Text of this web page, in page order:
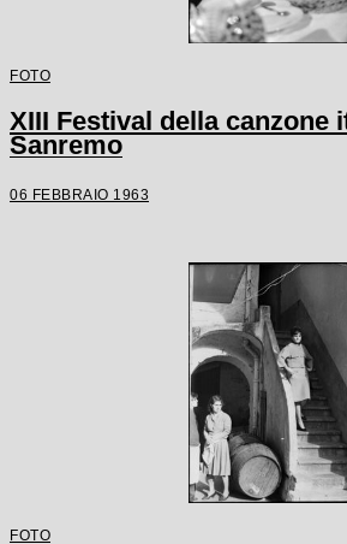
FOTO
XIII Festival della canzone
Sanremo
06 FEBBRAIO 1963
FOTO